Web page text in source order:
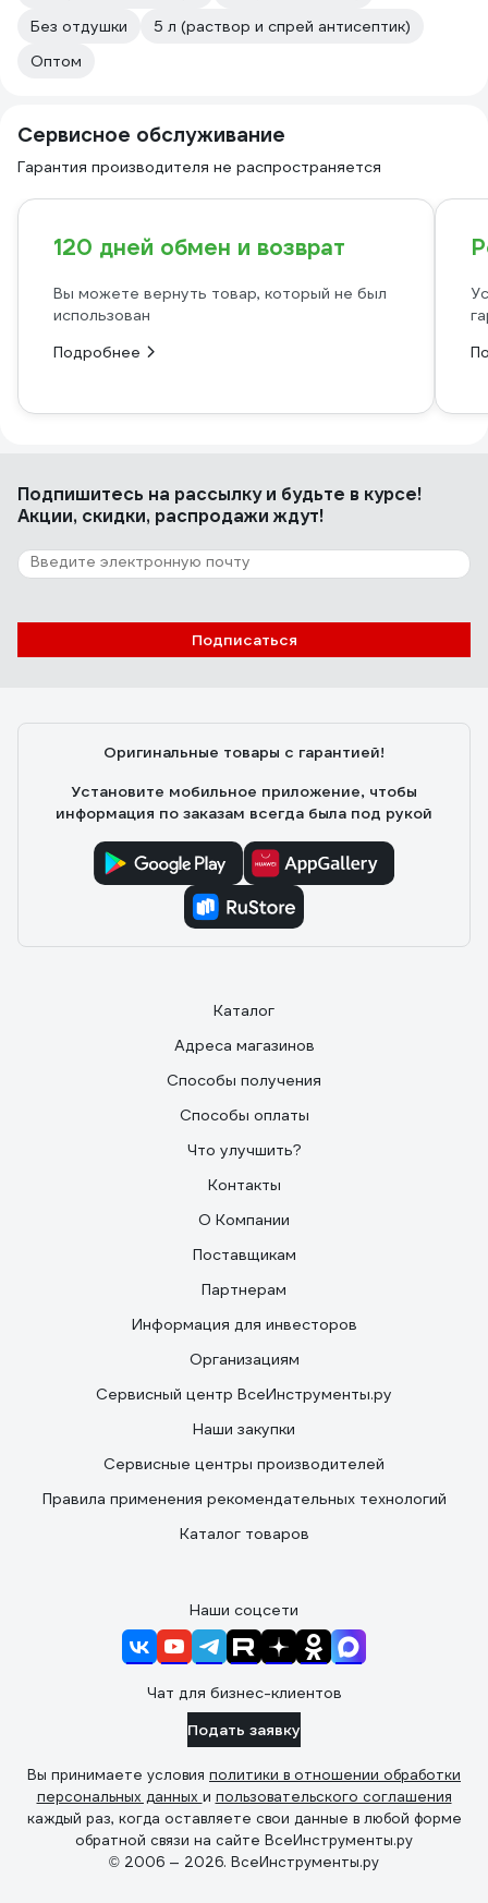
Без отдушки
5 л (раствор и спрей антисептик)
Оптом
Сервисное обслуживание
Гарантия производителя не распространяется
120 дней обмен и возврат
Вы можете вернуть товар, который не был
использован
Подробнее
Подпишитесь на рассылкуи будьте в курсе!
Акции, скидки, распродажи ждут!
Подписаться
Оригинальные товары с гарантией!
Установите мобильное приложение, чтобы
информация по заказам всегда была под рукой
Каталог
Адреса магазинов
Способы получения
Способы оплаты
Что улучшить?
Контакты
О Компании
Поставщикам
Партнерам
Информация для инвесторов
Организациям
Сервисный центр ВсеИнструменты.ру
Наши закупки
Сервисные центры производителей
Правила применения рекомендательных технологий
Каталог товаров
Наши соцсети
Чат для бизнес-клиентов
Подать заявку
Вы принимаете условия политики в отношении обработки
персональных данных и пользовательского соглашения
каждый раз, когда оставляете свои данные в любой форме
обратной связи на сайте ВсеИнструменты.ру
© 2006 — 2026. ВсеИнструменты.ру